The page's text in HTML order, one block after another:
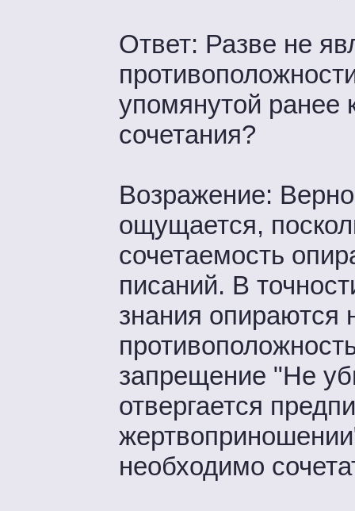
Ответ: Разве не
упомянутой ранее
сочетания?
Возражение:
ощущается,
сочетаемость
писаний. В
знания опираются
запрещение "Не
отвергается
необходимо